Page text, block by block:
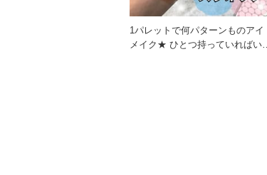
1パレットで何パターンものアイ
メイク★ ひとつ持っていればいつ